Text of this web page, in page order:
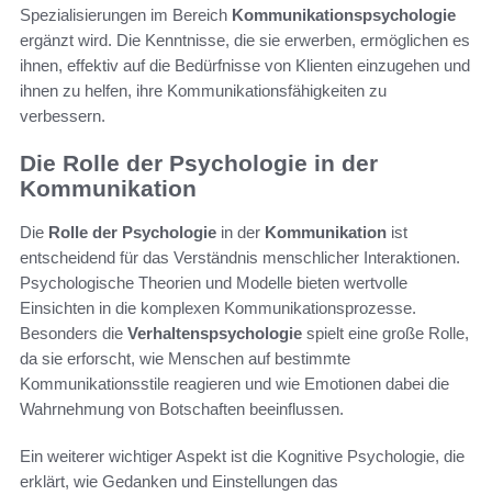
Spezialisierungen im Bereich Kommunikationspsychologie
ergänzt wird. Die Kenntnisse, die sie erwerben, ermöglichen es
ihnen, effektiv auf die Bedürfnisse von Klienten einzugehen und
ihnen zu helfen, ihre Kommunikationsfähigkeiten zu
verbessern.
Die Rolle der Psychologie in der
Kommunikation
Die Rolle der Psychologie in der Kommunikation ist
entscheidend für das Verständnis menschlicher Interaktionen.
Psychologische Theorien und Modelle bieten wertvolle
Einsichten in die komplexen Kommunikationsprozesse.
Besonders die Verhaltenspsychologie spielt eine große Rolle,
da sie erforscht, wie Menschen auf bestimmte
Kommunikationsstile reagieren und wie Emotionen dabei die
Wahrnehmung von Botschaften beeinflussen.
Ein weiterer wichtiger Aspekt ist die Kognitive Psychologie, die
erklärt, wie Gedanken und Einstellungen das